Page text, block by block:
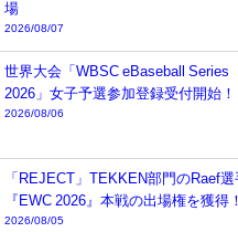
場
2026/08/07
世界大会「WBSC eBaseball Series
2026」女子予選参加登録受付開始！
2026/08/06
「REJECT」TEKKEN部門のRaef選
『EWC 2026』本戦の出場権を獲得！
2026/08/05